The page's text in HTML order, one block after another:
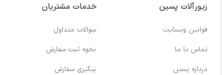
زیورآلات پسین
قوانین وبسایت
تماس با ما
درباره پسین
خدمات مشتریان
سوالات متداول
نحوه ثبت سفارش
پیگیری سفارش